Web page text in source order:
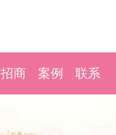
招商
案例
联系